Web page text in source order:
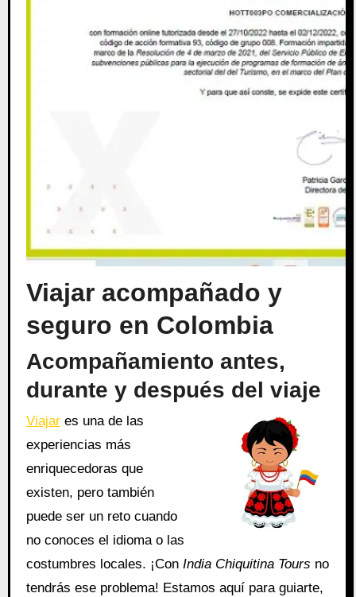
Viajar acompañado y
seguro en Colombia
Acompañamiento antes,
durante y después del viaje
Viajares una de las
experiencias más
enriquecedoras que
existen, pero también
puede ser un reto cuando
no conoces el idioma o las
costumbres locales. ¡Con India Chiquitina Tours no
tendrás ese problema! Estamos aquí para guiarte,